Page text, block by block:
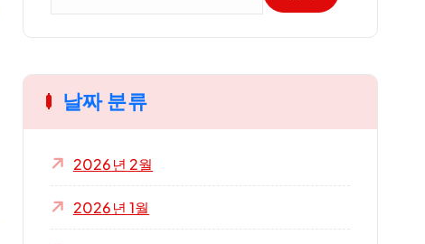
날짜 분류
2026년 2월
2026년 1월